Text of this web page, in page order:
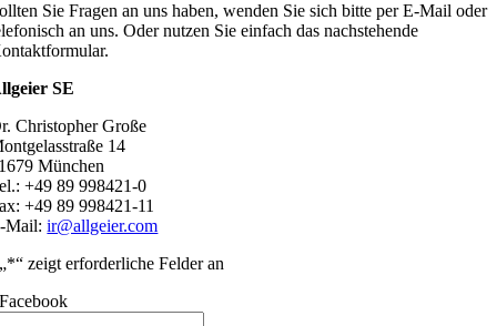
Sie Fragen an uns haben, wenden Sie sich bitte per E-Mail oder
an uns. Oder nutzen Sie einfach das nachstehende
SE
Christopher Große
14
München
+49 89 998421-0
+49 89 998421-11
Mail:ir@allgeier.com
„*“ zeigt erforderliche Felder an
Facebook